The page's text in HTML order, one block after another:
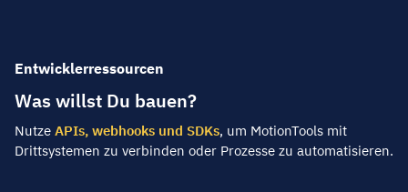
Entwicklerressourcen
Was willst Du bauen?
Nutze APIs, webhooks und SDKs, um MotionTools mit
Drittsystemen zu verbinden oder Prozesse zu automatisieren.